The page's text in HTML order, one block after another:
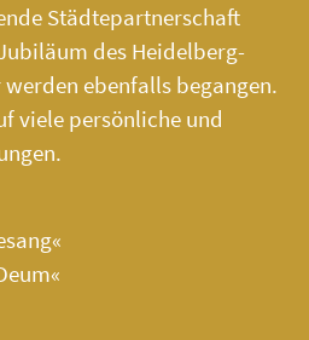
Städtepartnerschaft
des Heidelberg-
ebenfalls begangen.
viele persönliche und